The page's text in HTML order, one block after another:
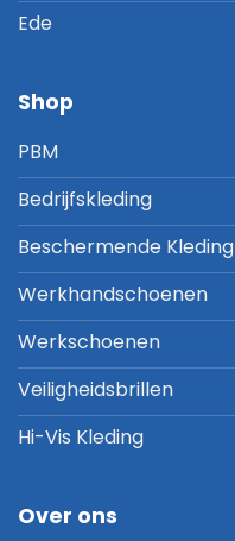
Ede
Shop
PBM
Bedrijfskleding
Beschermende Kleding
Werkhandschoenen
Werkschoenen
Veiligheidsbrillen
Hi-Vis Kleding
Over ons